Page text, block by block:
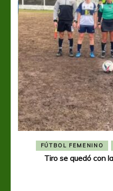
FÚTBOL FEMENINO
Tiro se quedó con